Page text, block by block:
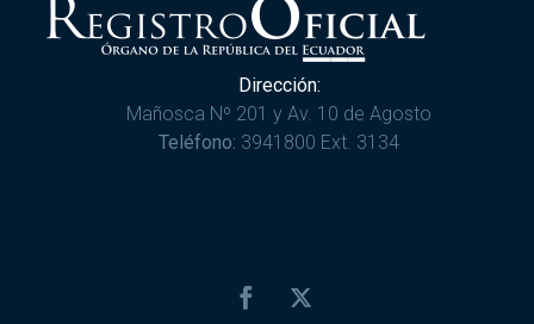
Dirección:
Mañosca Nº 201 y Av. 10 de Agosto
Teléfono: 3941800 Ext. 3134